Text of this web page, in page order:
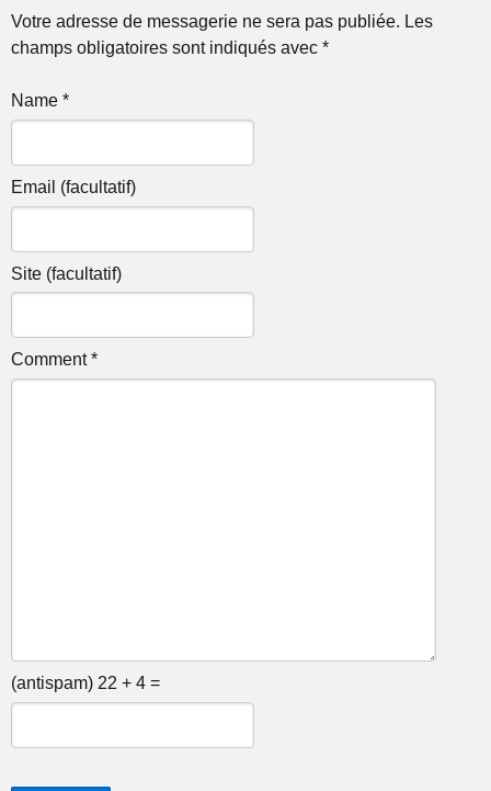
Votre adresse de messagerie ne sera pas publiée. Les
champs obligatoires sont indiqués avec *
Name *
Email (facultatif)
Site (facultatif)
Comment *
(antispam) 22 + 4 =